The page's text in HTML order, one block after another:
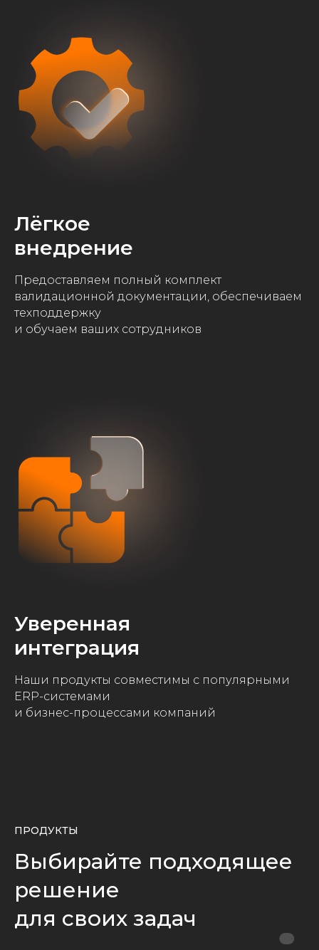
Лёгкое
внедрение
Предоставляем полный комплект
валидационной документации, обеспечиваем
техподдержку
и обучаем ваших сотрудников
Уверенная
интеграция
Наши продукты совместимы с популярными
ERP-системами
и бизнес-процессами компаний
ПРОДУКТЫ
Выбирайте подходящее
решение
для своих задач